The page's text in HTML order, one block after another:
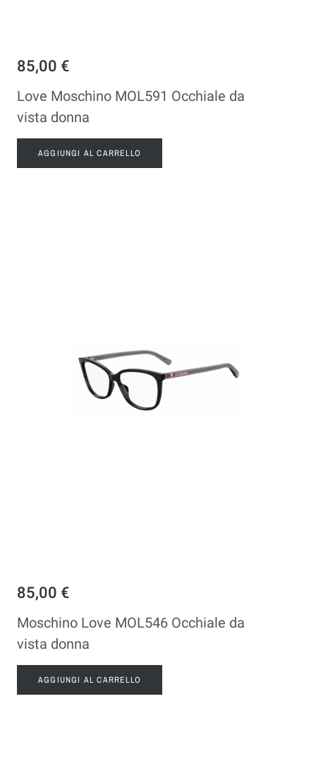
85,00 €
Love Moschino MOL591 Occhiale da
vista donna
AGGIUNGI AL CARRELLO
85,00 €
Moschino Love MOL546 Occhiale da
vista donna
AGGIUNGI AL CARRELLO